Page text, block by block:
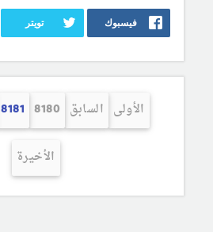
فيسبوك تويتر
الأولى السابق 8180
8181
الأخيرة